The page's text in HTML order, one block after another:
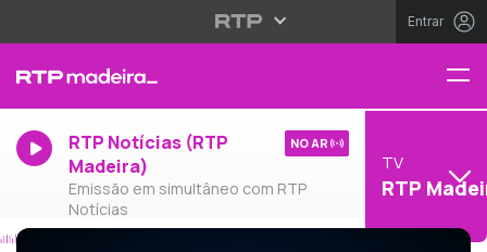
Entrar
RTP Notícias (RTP
Madeira)
Emissão em simultâneo com RTP
Notícias
NO AR
TV
RTP